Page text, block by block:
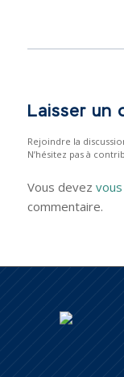
Laisser un
Rejoindre la
N’hésitez pas à
Vous devez
commentaire.